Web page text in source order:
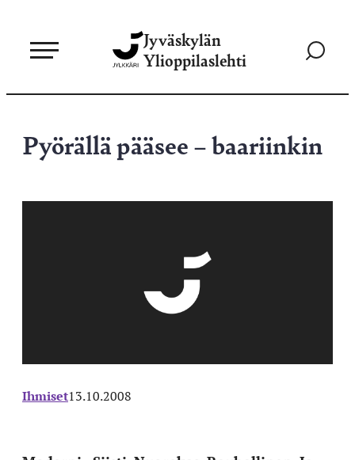
sisältöön
Jyväskylän
Ylioppilaslehti
Siirry
Pyörällä pääsee – baariinkin
Ihmiset13.10.2008